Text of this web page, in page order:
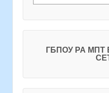
ГБПОУ РА